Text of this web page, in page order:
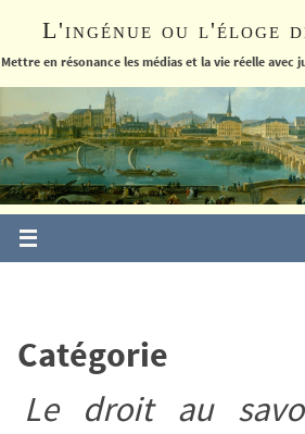
le
L'ingénue ou l'éloge
Mettre en résonance les médias et la vie réelle
Le droit au